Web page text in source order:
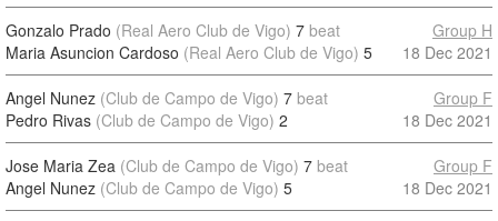
Gonzalo Prado (Real Aero Club de Vigo) 7 beat
Maria Asuncion Cardoso (Real Aero Club de Vigo) 5
Group H
18 Dec 2021
Angel Nunez (Club de Campo de Vigo) 7 beat
Pedro Rivas (Club de Campo de Vigo) 2
Group F
18 Dec 2021
Jose Maria Zea (Club de Campo de Vigo) 7 beat
Angel Nunez (Club de Campo de Vigo) 5
Group F
18 Dec 2021